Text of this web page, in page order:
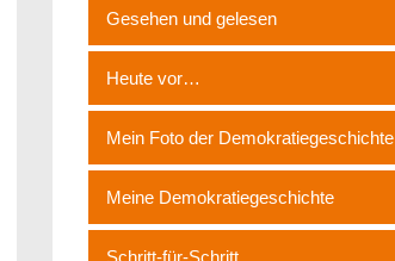
Gesehen und gelesen
Heute vor…
Mein Foto der Demokratiegeschichte
Meine Demokratiegeschichte
Schritt-für-Schritt